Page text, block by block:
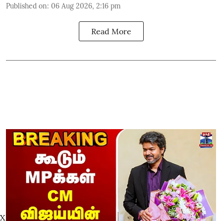
Published on: 06 Aug 2026, 2:16 pm
Read More
X